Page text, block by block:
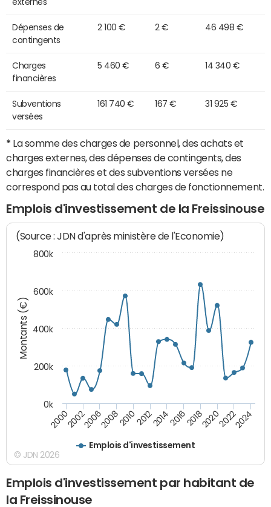
externes
Dépenses de
contingents
2 100 € 2 € 46 498 €
Charges
financières
5 460 € 6 € 14 340 €
Subventions
versées
161 740 € 167 € 31 925 €
* La somme des charges de personnel, des achats et
charges externes, des dépenses de contingents, des
charges financières et des subventions versées ne
correspond pas au total des charges de fonctionnement.
Emplois d'investissement de la Freissinouse
Montants (€)
(Source : JDN d'après ministère de l'Economie)
Emplois d'investissement
200020022006200820102012201420162018202020222024
0k
200k
400k
600k
800k
© JDN 2026
Emplois d'investissement par habitant de
la Freissinouse